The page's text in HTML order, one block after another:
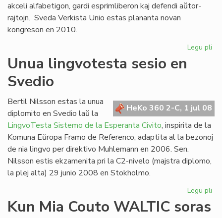
akceli alfabetigon, gardi esprimliberon kaj defendi aŭtor-
rajtojn. Sveda Verkista Unio estas plananta novan
kongreson en 2010.
Legu pli
Unua lingvotesta sesio en
Svedio
HeKo 360 2-C, 1 jul 08
Bertil Nilsson estas la unua
diplomito en Svedio laŭ la
LingvoTesta Sistemo de la Esperanta Civito, inspirita de la
Komuna Eŭropa Framo de Referenco, adaptita al la bezonoj
de nia lingvo per direktivo Muhlemann en 2006. Sen.
Nilsson estis ekzamenita pri la C2-nivelo (majstra diplomo,
la plej alta) 29 junio 2008 en Stokholmo.
Legu pli
Kun Mia Couto WALTIC soras